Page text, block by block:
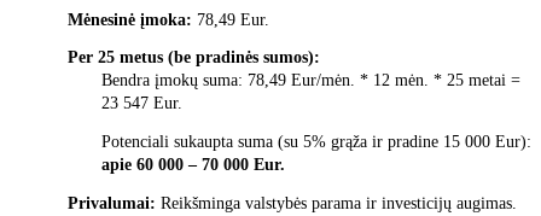
Mėnesinė įmoka: 78,49 Eur.
Per 25 metus (be pradinės sumos):
Bendra įmokų suma: 78,49 Eur/mėn. * 12 mėn. * 25 metai =
23 547 Eur.
Potenciali sukaupta suma (su 5% grąža ir pradine 15 000 Eur):
apie 60 000 – 70 000 Eur.
Privalumai: Reikšminga valstybės parama ir investicijų augimas.